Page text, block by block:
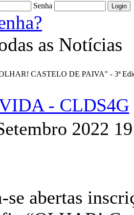
Senha
as Notícias
CASTELO DE PAIVA" - 3ª
- CLDS4G
2022
se abertas